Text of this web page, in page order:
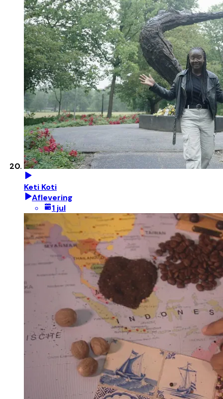
Keti Koti
Aflevering
1 jul